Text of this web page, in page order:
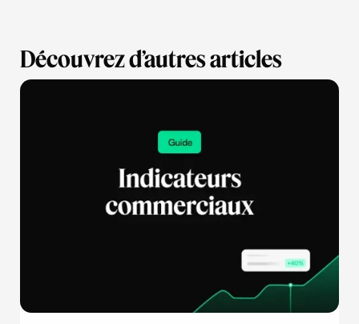
Découvrez d’autres articles